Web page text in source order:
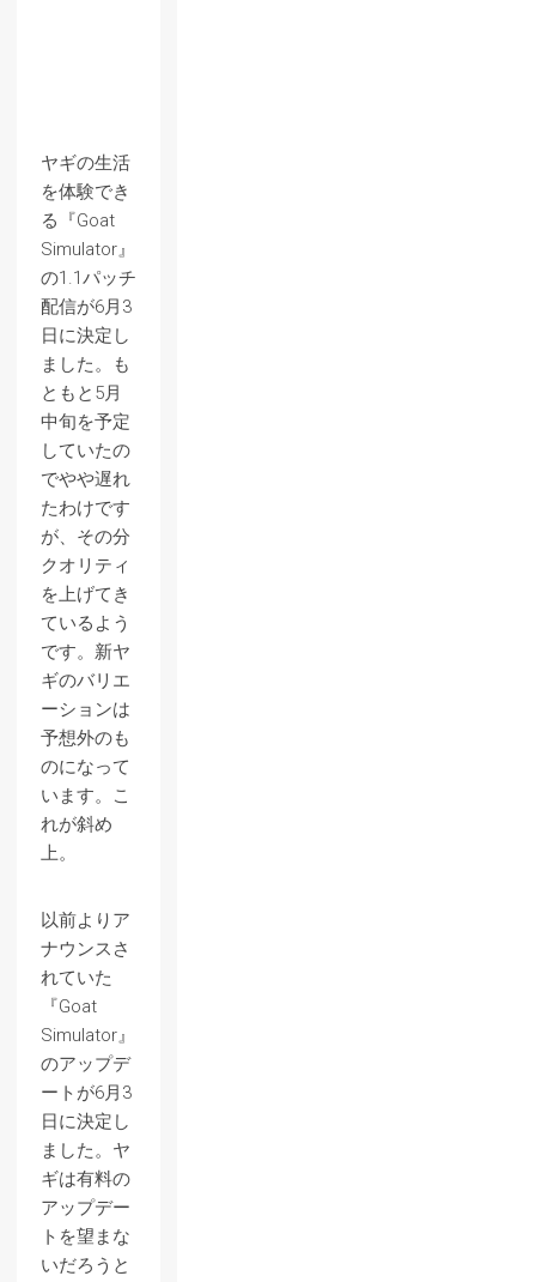
ヤギの生活
を体験でき
る『Goat
Simulator』
の1.1パッチ
配信が6月3
日に決定し
ました。も
ともと5月
中旬を予定
していたの
でやや遅れ
たわけです
が、その分
クオリティ
を上げてき
ているよう
です。新ヤ
ギのバリエ
ーションは
予想外のも
のになって
います。こ
れが斜め
上。
以前よりア
ナウンスさ
れていた
『Goat
Simulator』
のアップデ
ートが6月3
日に決定し
ました。ヤ
ギは有料の
アップデー
トを望まな
いだろうと